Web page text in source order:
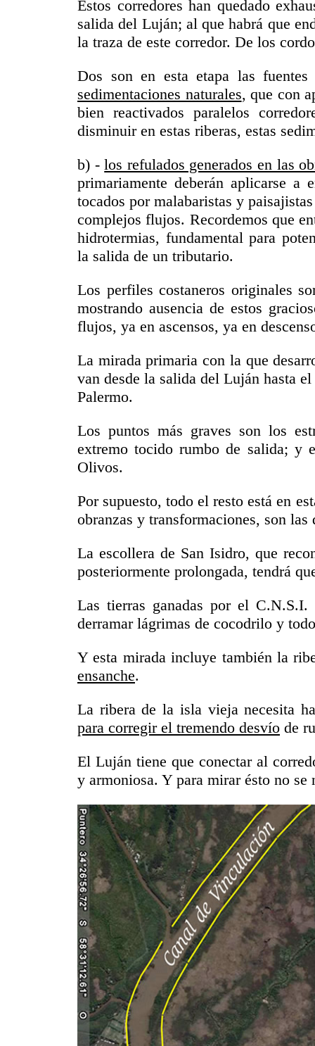
Estos corredores han quedado
salida del Luján; al que habrá que
la traza de este corredor. De los
Dos son en esta etapa las
sedimentaciones naturales, que con
bien reactivados paralelos
disminuir en estas riberas, estas
b) -los refulados generados en las
primariamente deberán aplicarse a
tocados por malabaristas y
complejos flujos. Recordemos que
hidrotermias, fundamental para
la salida de un tributario.
Los perfiles costaneros originales
mostrando ausencia de estos
flujos, ya en ascensos, ya en
La mirada primaria con la que
van desde la salida del Luján hasta
Palermo.
Los puntos más graves son los
extremo tocido rumbo de salida; y
Olivos.
Por supuesto, todo el resto está en
obranzas y transformaciones, son
La escollera de San Isidro, que
posteriormente prolongada, tendrá
Las tierras ganadas por el C.N.S.I.
derramar lágrimas de cocodrilo y
Y esta mirada incluye también la
ensanche.
La ribera de la isla vieja necesita
para corregir el tremendo desvío de
El Luján tiene que conectar al
y armoniosa. Y para mirar ésto no